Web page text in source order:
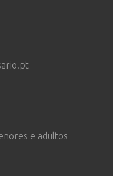
e adultos